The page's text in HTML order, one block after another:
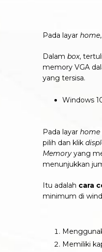
Pada layar home
Dalam box,
memory VGA
yang tersisa.
Windows
Pada layar home
pilih dan klik
Memory yang
menunjukkan
Itu adalah cara
minimum di
Memiliki